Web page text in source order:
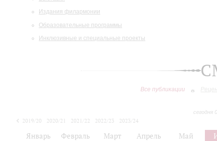
Издания филармонии
Образовательные программы
Инклюзивные и специальные проекты
Все публикации
сегодня
2019/20 2020/21 2021/22 2022/23
2023/24
Январь Февраль Март Апрель Май